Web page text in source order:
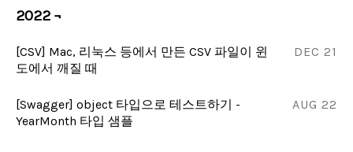
2022 ¬
DEC 21
[CSV] Mac, 리눅스 등에서 만든 CSV 파일이 윈
도에서 깨질 때
AUG 22
[Swagger] object 타입으로 테스트하기 -
YearMonth 타입 샘플